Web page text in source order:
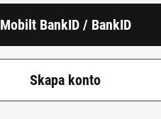
Mobilt BankID / BankID
Skapa konto